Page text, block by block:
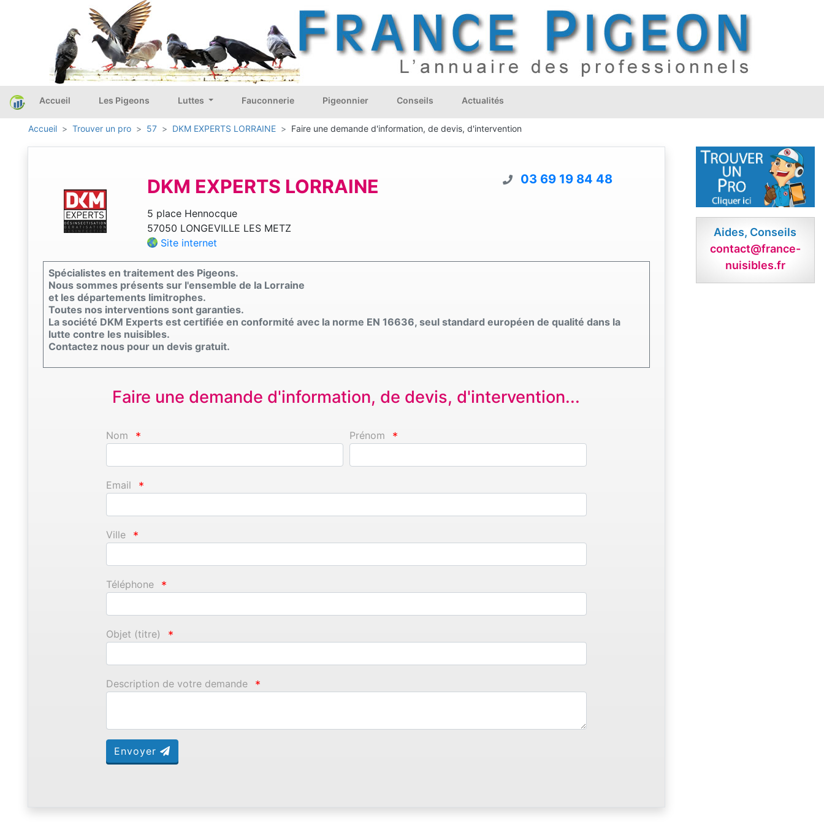
Accueil Les Pigeons Luttes Fauconnerie Pigeonnier Conseils Actualités
Accueil Trouver un pro 57 DKM EXPERTS LORRAINE Faire une demande d'information, de devis, d'intervention
DKM EXPERTS LORRAINE
5 place Hennocque
57050 LONGEVILLE LES METZ
Site internet
03 69 19 84 48
Spécialistes en traitement des Pigeons.
Nous sommes présents sur l'ensemble de la Lorraine
et les départements limitrophes.
Toutes nos interventions sont garanties.
La société DKM Experts est certifiée en conformité avec la norme EN 16636, seul standard européen de qualité dans la
lutte contre les nuisibles.
Contactez nous pour un devis gratuit.
Faire une demande d'information, de devis, d'intervention...
Nom * Prénom *
Email *
Ville *
Téléphone *
Objet (titre) *
Description de votre demande *
Envoyer
Aides, Conseils
contact@france-
nuisibles.fr